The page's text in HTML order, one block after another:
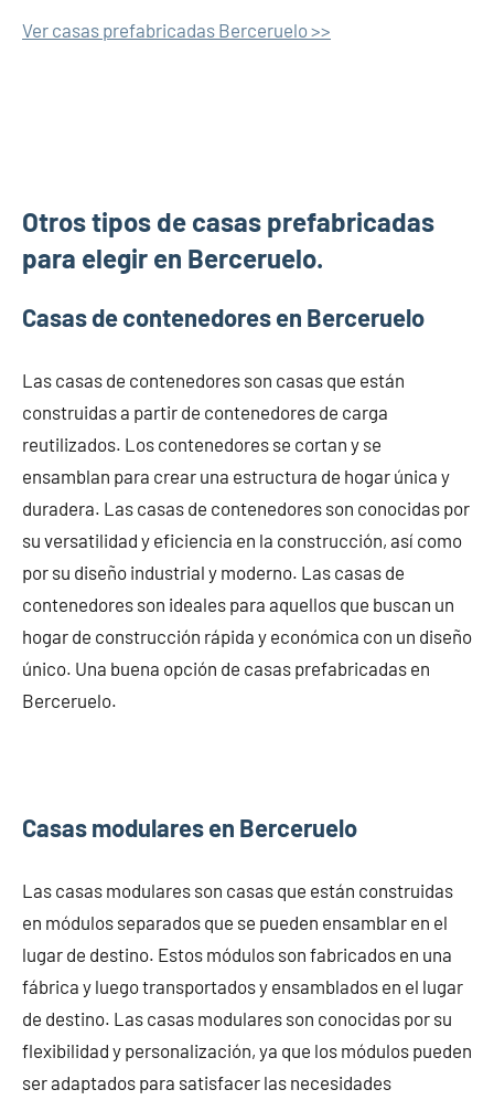
Ver casas prefabricadas Berceruelo >>
Otros tipos de casas prefabricadas
para elegir en Berceruelo.
Casas de contenedores en Berceruelo
Las casas de contenedores son casas que están
construidas a partir de contenedores de carga
reutilizados. Los contenedores se cortan y se
ensamblan para crear una estructura de hogar única y
duradera. Las casas de contenedores son conocidas por
su versatilidad y eficiencia en la construcción, así como
por su diseño industrial y moderno. Las casas de
contenedores son ideales para aquellos que buscan un
hogar de construcción rápida y económica con un diseño
único. Una buena opción de casas prefabricadas en
Berceruelo.
Casas modulares en Berceruelo
Las casas modulares son casas que están construidas
en módulos separados que se pueden ensamblar en el
lugar de destino. Estos módulos son fabricados en una
fábrica y luego transportados y ensamblados en el lugar
de destino. Las casas modulares son conocidas por su
flexibilidad y personalización, ya que los módulos pueden
ser adaptados para satisfacer las necesidades